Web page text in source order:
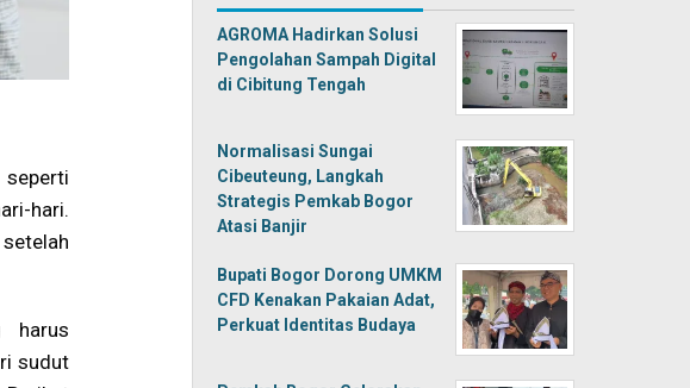
hari.
harus
sudut
AGROMA Hadirkan Solusi
Pengolahan Sampah Digital
di Cibitung Tengah
Normalisasi Sungai
Cibeuteung, Langkah
Strategis Pemkab Bogor
Atasi Banjir
Bupati Bogor Dorong UMKM
CFD Kenakan Pakaian Adat,
Perkuat Identitas Budaya